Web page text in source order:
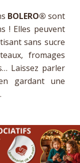
BOLERO® sont
! Elles peuvent
sans sucre
fromages
Laissez parler
gardant une